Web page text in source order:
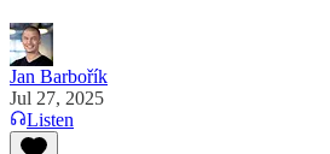
Jan Barbořík
Jul 27, 2025
Listen